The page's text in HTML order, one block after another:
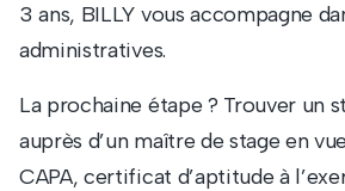
3 ans, BILLY vous accompagne
administratives.
La prochaine étape ? Trouver un
auprès d’un maître de stage en
CAPA, certificat d’aptitude à